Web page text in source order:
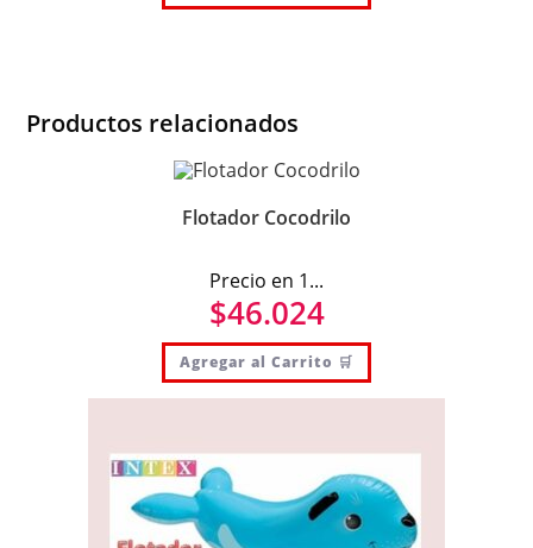
Productos relacionados
Flotador Cocodrilo
Precio en 1...
$46.024
Agregar al Carrito 🛒